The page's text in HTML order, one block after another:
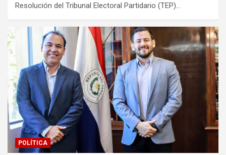
Resolución del Tribunal Electoral Partidario (TEP)…
POLÍTICA